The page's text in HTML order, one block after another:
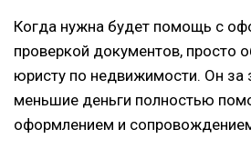
Когда нужна будет помощь с
проверкой документов, просто
юристу по недвижимости. Он за
меньшие деньги полностью
оформлением и